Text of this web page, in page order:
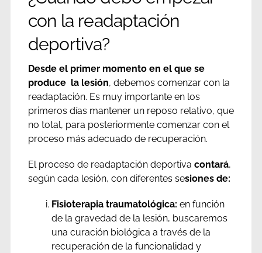
con la readaptación
deportiva?
Desde el primer momento en el que se
produce la lesión, debemos comenzar con la
readaptación. Es muy importante en los
primeros días mantener un reposo relativo, que
no total, para posteriormente comenzar con el
proceso más adecuado de recuperación.
El proceso de readaptación deportiva contará,
según cada lesión, con diferentes sesiones de:
Fisioterapia traumatológica: en función
de la gravedad de la lesión, buscaremos
una curación biológica a través de la
recuperación de la funcionalidad y